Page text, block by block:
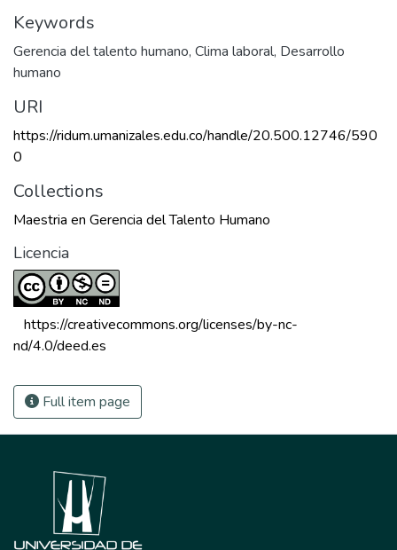
Keywords
Gerencia del talento humano, Clima laboral, Desarrollo
humano
URI
https://ridum.umanizales.edu.co/handle/20.500.12746/590
0
Collections
Maestria en Gerencia del Talento Humano
Licencia
https://creativecommons.org/licenses/by-nc-
nd/4.0/deed.es
Full item page